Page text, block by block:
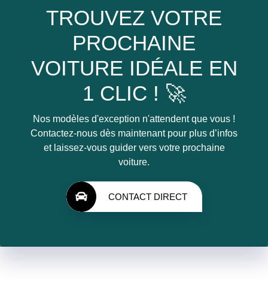
TROUVEZ VOTRE
PROCHAINE
VOITURE IDÉALE EN
1 CLIC ! 🚀
Nos modèles d'exception n'attendent que vous !
Contactez-nous dès maintenant pour plus d’infos
et laissez-vous guider vers votre prochaine
voiture.
CONTACT DIRECT